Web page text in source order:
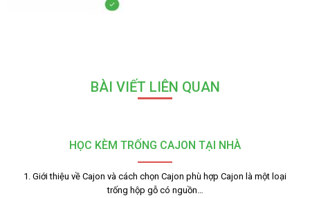
BÀI VIẾT LIÊN QUAN
HỌC KÈM TRỐNG CAJON TẠI NHÀ
1. Giới thiệu về Cajon và cách chọn Cajon phù hợp Cajon là một loại
trống hộp gỗ có nguồn…